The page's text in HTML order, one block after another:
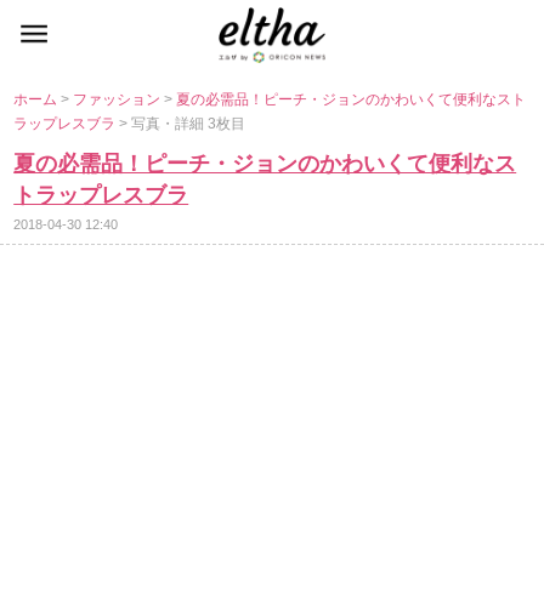
ホーム> ファッション> 夏の必需品！ピーチ・ジョンのかわいくて便利なスト
ラップレスブラ> 写真・詳細 3枚目
夏の必需品！ピーチ・ジョンのかわいくて便利なス
トラップレスブラ
2018-04-30 12:40